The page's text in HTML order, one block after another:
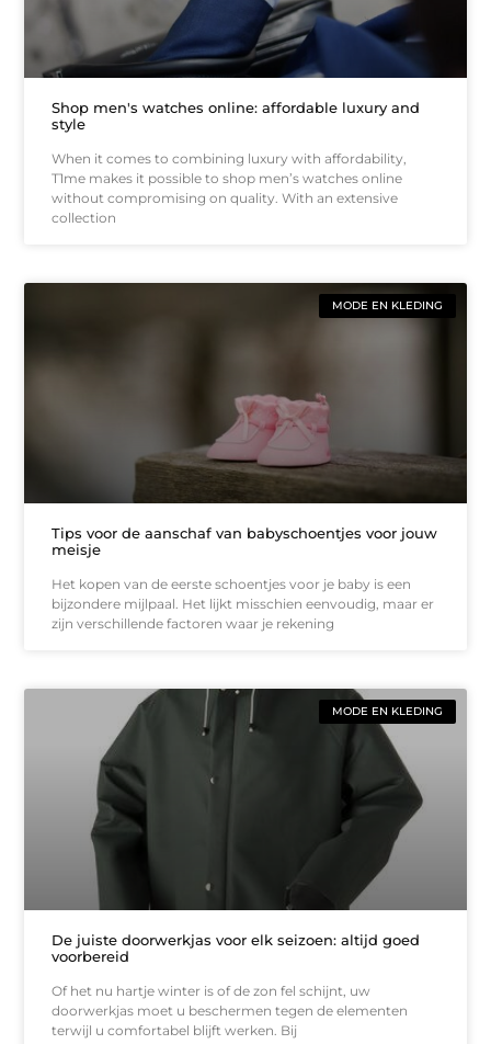
Shop men's watches online: affordable luxury and
style
When it comes to combining luxury with affordability,
T1me makes it possible to shop men’s watches online
without compromising on quality. With an extensive
collection
MODE EN KLEDING
Tips voor de aanschaf van babyschoentjes voor jouw
meisje
Het kopen van de eerste schoentjes voor je baby is een
bijzondere mijlpaal. Het lijkt misschien eenvoudig, maar er
zijn verschillende factoren waar je rekening
MODE EN KLEDING
De juiste doorwerkjas voor elk seizoen: altijd goed
voorbereid
Of het nu hartje winter is of de zon fel schijnt, uw
doorwerkjas moet u beschermen tegen de elementen
terwijl u comfortabel blijft werken. Bij